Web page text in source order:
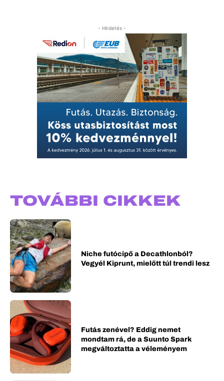
- Hirdetés -
TOVÁBBI CIKKEK
Niche futócipő a Decathlonból?
Vegyél Kiprunt, mielőtt túl trendi lesz
Futás zenével? Eddig nemet
mondtam rá, de a Suunto Spark
megváltoztatta a véleményem